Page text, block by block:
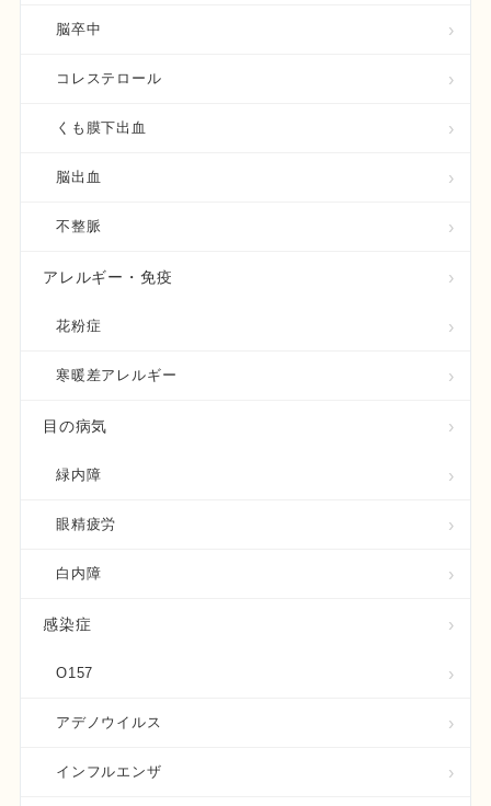
脳卒中
コレステロール
くも膜下出血
脳出血
不整脈
アレルギー・免疫
花粉症
寒暖差アレルギー
目の病気
緑内障
眼精疲労
白内障
感染症
O157
アデノウイルス
インフルエンザ